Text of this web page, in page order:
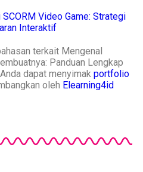
SCORM Video Game: Strategi
Interaktif
terkait Mengenal
Panduan Lengkap
dapat menyimak portfolio
oleh Elearning4id